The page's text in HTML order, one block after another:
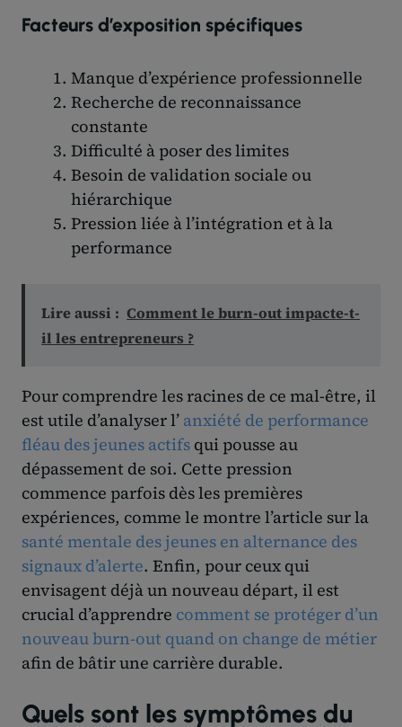
Facteurs d’exposition spécifiques
Manque d’expérience professionnelle
Recherche de reconnaissance
constante
Difficulté à poser des limites
Besoin de validation sociale ou
hiérarchique
Pression liée à l’intégration et à la
performance
Lire aussi : Comment le burn-out impacte-t-
il les entrepreneurs ?
Pour comprendre les racines de ce mal-être, il
est utile d’analyser l’ anxiété de performance
fléau des jeunes actifs qui pousse au
dépassement de soi. Cette pression
commence parfois dès les premières
expériences, comme le montre l’article sur la
santé mentale des jeunes en alternance des
signaux d’alerte. Enfin, pour ceux qui
envisagent déjà un nouveau départ, il est
crucial d’apprendre comment se protéger d’un
nouveau burn-out quand on change de métier
afin de bâtir une carrière durable.
Quels sont les symptômes du